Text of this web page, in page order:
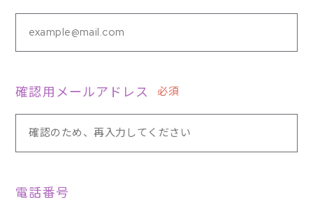
確認用メールアドレス 必須
電話番号